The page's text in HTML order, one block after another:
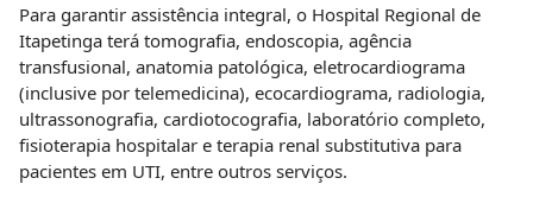
Para garantir assistência integral, o Hospital Regional de
Itapetinga terá tomografia, endoscopia, agência
transfusional, anatomia patológica, eletrocardiograma
(inclusive por telemedicina), ecocardiograma, radiologia,
ultrassonografia, cardiotocografia, laboratório completo,
fisioterapia hospitalar e terapia renal substitutiva para
pacientes em UTI, entre outros serviços.